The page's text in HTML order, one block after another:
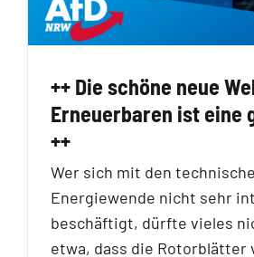
++ Die schöne neue
Erneuerbaren ist eine
++
Wer sich mit den
Energiewende nicht sehr
beschäftigt, dürfte vieles
etwa, dass die Rotorblätter